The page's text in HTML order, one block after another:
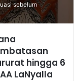
sebelum
hingga 6
LaNyalla